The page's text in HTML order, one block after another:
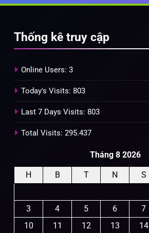
Thống kê truy cập
Online Users: 3
Today's Visits: 803
Last 7 Days Visits: 803
Total Visits: 295.437
Tháng 8 2026
H B T N S
3
4 5 6 7
10
11 12 13 14